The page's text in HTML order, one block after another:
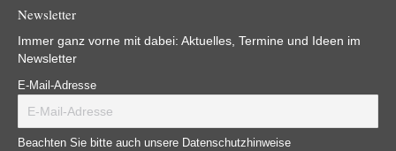
Newsletter
Immer ganz vorne mit dabei: Aktuelles, Termine und Ideen im
Newsletter
E-Mail-Adresse
Beachten Sie bitte auch unsere Datenschutzhinweise